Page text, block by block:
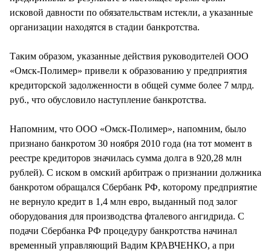
исковой давности по обязательствам истекли, а указанные
организации находятся в стадии банкротства.
Таким образом, указанные действия руководителей ООО
«Омск-Полимер» привели к образованию у предприятия
кредиторской задолженности в общей сумме более 7 млрд.
руб., что обусловило наступление банкротства.
Напомним, что ООО «Омск-Полимер», напомним, было
признано банкротом 30 ноября 2010 года (на тот момент в
реестре кредиторов значилась сумма долга в 920,28 млн
рублей). С иском в омский арбитраж о признании должника
банкротом обращался Сбербанк РФ, которому предприятие
не вернуло кредит в 1,4 млн евро, выданный под залог
оборудования для производства фталевого ангидрида. С
подачи Сбербанка РФ процедуру банкротства начинал
временный управляющий Вадим КРАВЧЕНКО, а при